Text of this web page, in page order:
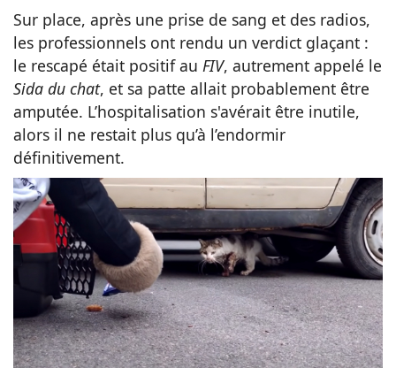
Sur place, après une prise de sang et des radios,
les professionnels ont rendu un verdict glaçant :
le rescapé était positif au FIV, autrement appelé le
Sida du chat, et sa patte allait probablement être
amputée. L’hospitalisation s'avérait être inutile,
alors il ne restait plus qu’à l’endormir
définitivement.